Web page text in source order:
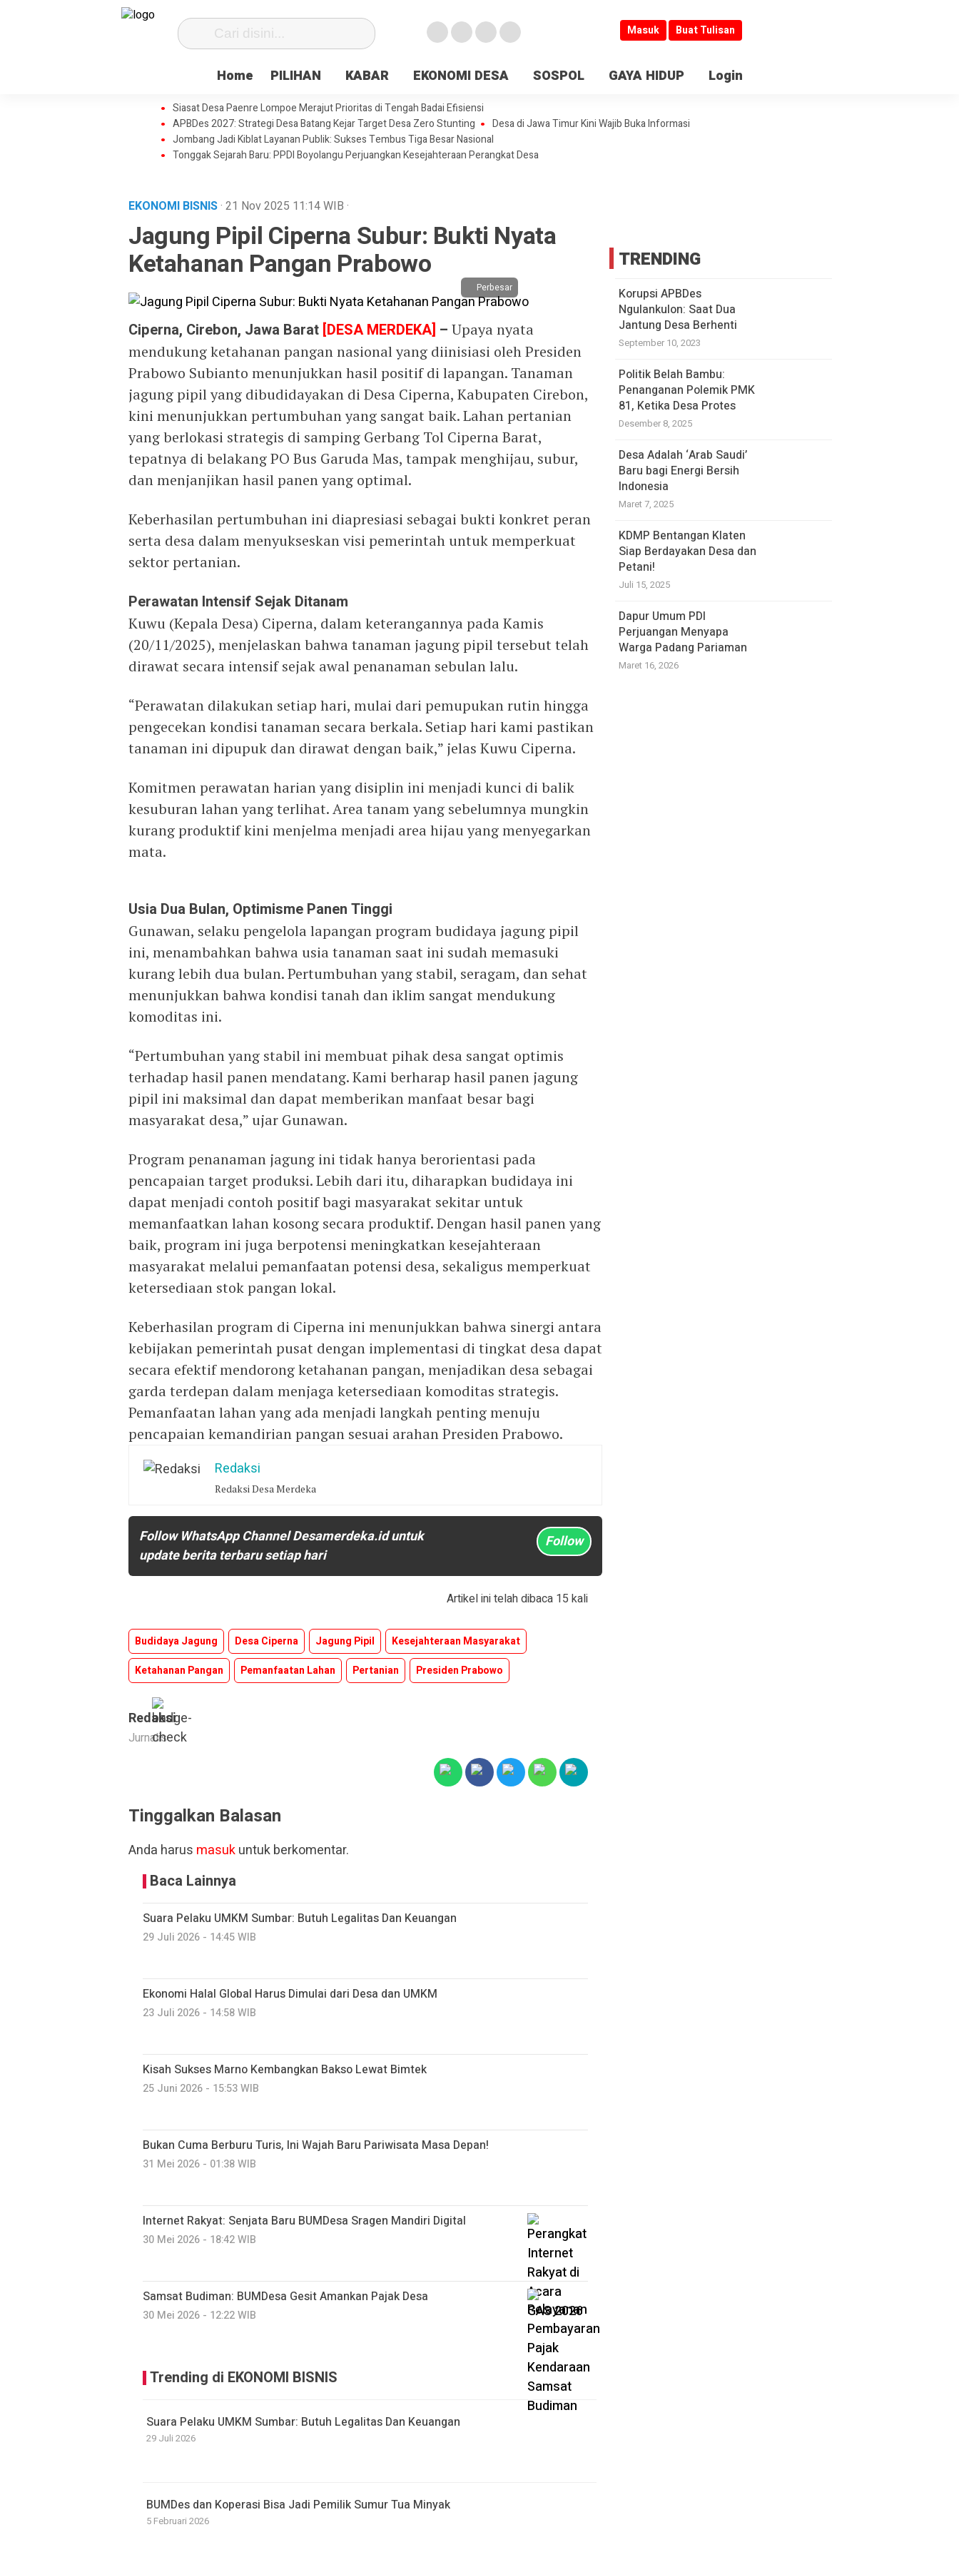
Masuk Buat Tulisan
Home PILIHAN KABAR EKONOMI DESA SOSPOL GAYA HIDUP Login
Siasat Desa Paenre Lompoe Merajut Prioritas di Tengah Badai Efisiensi
APBDes 2027: Strategi Desa Batang Kejar Target Desa Zero Stunting
Desa di Jawa Timur Kini Wajib Buka Informasi
Jombang Jadi Kiblat Layanan Publik: Sukses Tembus Tiga Besar Nasional
Tonggak Sejarah Baru: PPDI Boyolangu Perjuangkan Kesejahteraan Perangkat Desa
EKONOMI BISNIS· 21 Nov 2025 11:14WIB ·
Jagung Pipil Ciperna Subur: Bukti Nyata
Ketahanan Pangan Prabowo
Perbesar
Ciperna, Cirebon, Jawa Barat [DESA MERDEKA] – Upaya nyata
mendukung ketahanan pangan nasional yang diinisiasi oleh Presiden
Prabowo Subianto menunjukkan hasil positif di lapangan. Tanaman
jagung pipil yang dibudidayakan di Desa Ciperna, Kabupaten Cirebon,
kini menunjukkan pertumbuhan yang sangat baik. Lahan pertanian
yang berlokasi strategis di samping Gerbang Tol Ciperna Barat,
tepatnya di belakang PO Bus Garuda Mas, tampak menghijau, subur,
dan menjanjikan hasil panen yang optimal.
Keberhasilan pertumbuhan ini diapresiasi sebagai bukti konkret peran
serta desa dalam menyukseskan visi pemerintah untuk memperkuat
sektor pertanian.
Perawatan Intensif Sejak Ditanam
Kuwu (Kepala Desa) Ciperna, dalam keterangannya pada Kamis
(20/11/2025), menjelaskan bahwa tanaman jagung pipil tersebut telah
dirawat secara intensif sejak awal penanaman sebulan lalu.
“Perawatan dilakukan setiap hari, mulai dari pemupukan rutin hingga
pengecekan kondisi tanaman secara berkala. Setiap hari kami pastikan
tanaman ini dipupuk dan dirawat dengan baik,” jelas Kuwu Ciperna.
Komitmen perawatan harian yang disiplin ini menjadi kunci di balik
kesuburan lahan yang terlihat. Area tanam yang sebelumnya mungkin
kurang produktif kini menjelma menjadi area hijau yang menyegarkan
mata.
Usia Dua Bulan, Optimisme Panen Tinggi
Gunawan, selaku pengelola lapangan program budidaya jagung pipil
ini, menambahkan bahwa usia tanaman saat ini sudah memasuki
kurang lebih dua bulan. Pertumbuhan yang stabil, seragam, dan sehat
menunjukkan bahwa kondisi tanah dan iklim sangat mendukung
komoditas ini.
“Pertumbuhan yang stabil ini membuat pihak desa sangat optimis
terhadap hasil panen mendatang. Kami berharap hasil panen jagung
pipil ini maksimal dan dapat memberikan manfaat besar bagi
masyarakat desa,” ujar Gunawan.
Program penanaman jagung ini tidak hanya berorientasi pada
pencapaian target produksi. Lebih dari itu, diharapkan budidaya ini
dapat menjadi contoh positif bagi masyarakat sekitar untuk
memanfaatkan lahan kosong secara produktif. Dengan hasil panen yang
baik, program ini juga berpotensi meningkatkan kesejahteraan
masyarakat melalui pemanfaatan potensi desa, sekaligus memperkuat
ketersediaan stok pangan lokal.
Keberhasilan program di Ciperna ini menunjukkan bahwa sinergi antara
kebijakan pemerintah pusat dengan implementasi di tingkat desa dapat
secara efektif mendorong ketahanan pangan, menjadikan desa sebagai
garda terdepan dalam menjaga ketersediaan komoditas strategis.
Pemanfaatan lahan yang ada menjadi langkah penting menuju
pencapaian kemandirian pangan sesuai arahan Presiden Prabowo.
Redaksi
Redaksi Desa Merdeka
Follow WhatsApp Channel Desamerdeka.id untuk
update berita terbaru setiap hari
Follow
Artikel ini telah dibaca 15 kali
Budidaya Jagung Desa Ciperna Jagung Pipil
Kesejahteraan Masyarakat
Ketahanan Pangan
Pemanfaatan Lahan Pertanian Presiden Prabowo
Redaksi
Jurnalis
Tinggalkan Balasan
Anda harus masukuntuk berkomentar.
Baca Lainnya
Suara Pelaku UMKM Sumbar: Butuh Legalitas Dan Keuangan
29 Juli 2026 - 14:45 WIB
Ekonomi Halal Global Harus Dimulai dari Desa dan UMKM
23 Juli 2026 - 14:58 WIB
Kisah Sukses Marno Kembangkan Bakso Lewat Bimtek
25 Juni 2026 - 15:53 WIB
Bukan Cuma Berburu Turis, Ini Wajah Baru Pariwisata Masa Depan!
31 Mei 2026 - 01:38 WIB
Internet Rakyat: Senjata Baru BUMDesa Sragen Mandiri Digital
30 Mei 2026 - 18:42 WIB
Samsat Budiman: BUMDesa Gesit Amankan Pajak Desa
30 Mei 2026 - 12:22 WIB
Trending di EKONOMI BISNIS
Suara Pelaku UMKM Sumbar: Butuh Legalitas Dan Keuangan
29 Juli 2026
BUMDes dan Koperasi Bisa Jadi Pemilik Sumur Tua Minyak
5 Februari 2026
TRENDING
Korupsi APBDes
Ngulankulon: Saat Dua
Jantung Desa Berhenti
September 10, 2023
Politik Belah Bambu:
Penanganan Polemik PMK
81, Ketika Desa Protes
Desember 8, 2025
Desa Adalah ‘Arab Saudi’
Baru bagi Energi Bersih
Indonesia
Maret 7, 2025
KDMP Bentangan Klaten
Siap Berdayakan Desa dan
Petani!
Juli 15, 2025
Dapur Umum PDI
Perjuangan Menyapa
Warga Padang Pariaman
Maret 16, 2026